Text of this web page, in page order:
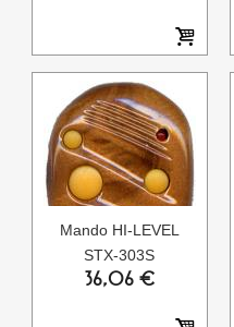
Mando HI-LEVEL
STX-303S
36,06 €